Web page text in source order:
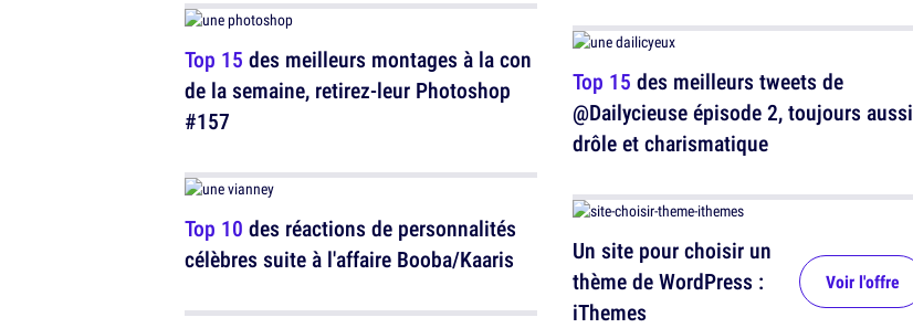
Top 15 des meilleurs montages à la con
de la semaine, retirez-leur Photoshop
#157
Top 10 des réactions de personnalités
célèbres suite à l'affaire Booba/Kaaris
Top 15 des meilleurs tweets de
@Dailycieuse épisode 2, toujours aussi
drôle et charismatique
Un site pour choisir un
thème de WordPress :
iThemes
Voir l'offre